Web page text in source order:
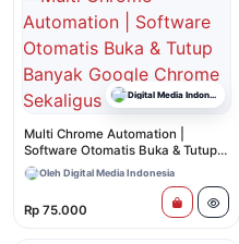
Digital Media Indonesia
Multi Chrome Automation |
Software Otomatis Buka & Tutup
Banyak Google Chrome Sekaligus
Oleh Digital Media Indonesia
Rp 75.000